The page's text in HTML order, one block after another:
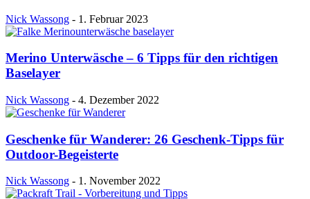
Nick Wassong - 1. Februar 2023
Merino Unterwäsche – 6 Tipps für den richtigen
Baselayer
Nick Wassong - 4. Dezember 2022
Geschenke für Wanderer: 26 Geschenk-Tipps für
Outdoor-Begeisterte
Nick Wassong - 1. November 2022